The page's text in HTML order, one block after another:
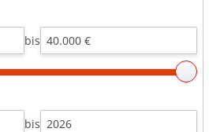
bis
bis